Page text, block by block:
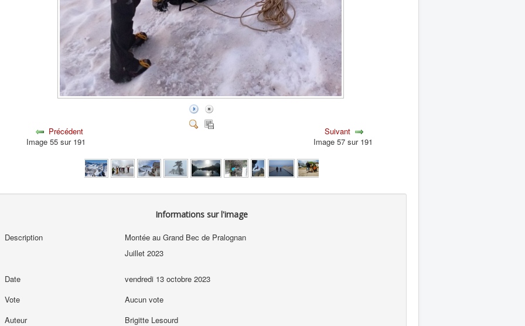
Précédent
Image 55 sur 191
Suivant
Image 57 sur 191
Informations sur l'image
Description
Montée au Grand Bec de Pralognan
Juillet 2023
Date
vendredi 13 octobre 2023
Vote
Aucun vote
Auteur
Brigitte Lesourd